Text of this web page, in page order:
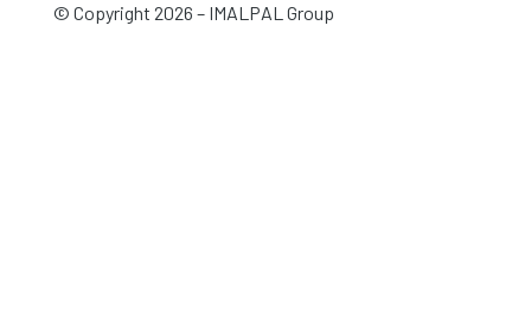
© Copyright 2026 – IMALPAL Group